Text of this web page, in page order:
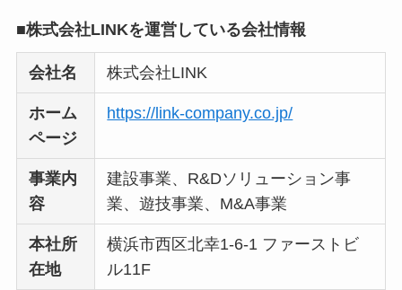
ョンは怪しい？口コ
【怪しい？】株式会
判は実際どう？
Temuは怪しい？口コ
ミ・評判が正直ヤバ
■株式会社LINKを運営している会社情報
会社名 株式会社LINK
ホーム
ページ
https://link-company.co.jp/
事業内
容
建設事業、R&Dソリューション事
業、遊技事業、M&A事業
本社所
在地
横浜市西区北幸1-6-1 ファーストビ
ル11F